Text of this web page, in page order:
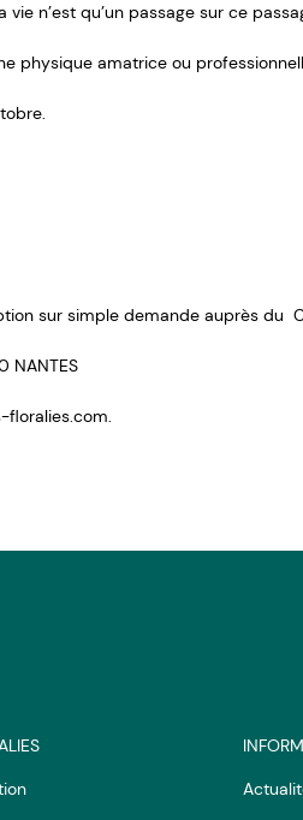
la vie n’est qu’un passage sur ce
physique amatrice ou
sur simple demande auprès du
NANTES
floralies.com.